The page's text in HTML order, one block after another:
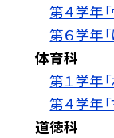
第４学年
第６学年
体育科
第１学年
第４学年「
道徳科